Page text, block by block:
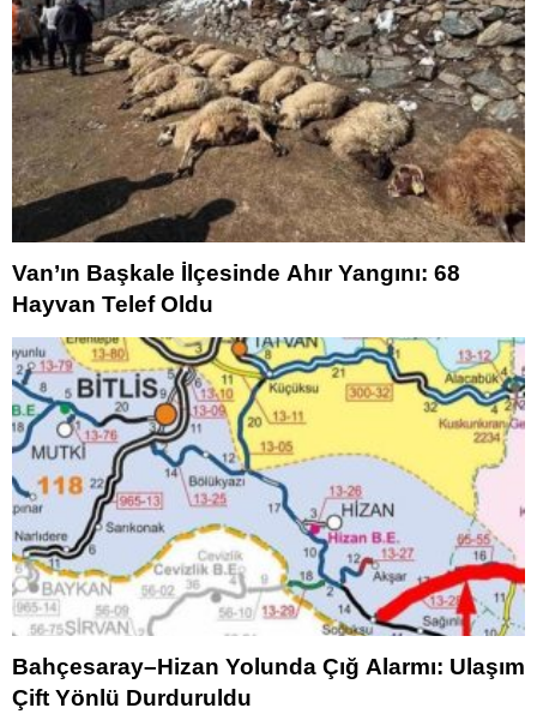
Van’ın Başkale İlçesinde Ahır Yangını: 68
Hayvan Telef Oldu
Bahçesaray–Hizan Yolunda Çığ Alarmı: Ulaşım
Çift Yönlü Durduruldu